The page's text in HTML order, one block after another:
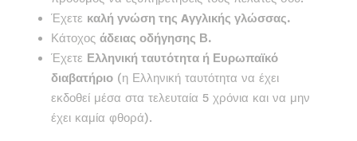
Έχετε καλή γνώση της Aγγλικής γλώσσας.
Κάτοχος άδειας οδήγησης Β.
Έχετε Ελληνική ταυτότητα ή Ευρωπαϊκό
διαβατήριο (η Ελληνική ταυτότητα να έχει
εκδοθεί μέσα στα τελευταία 5 χρόνια και να μην
έχει καμία φθορά).